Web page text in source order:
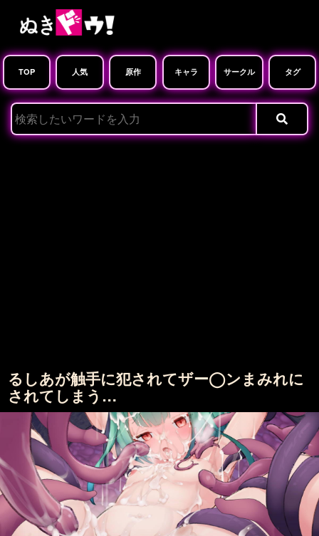
TOP 人気 原作 キャラ サークル タグ
るしあが触手に犯されてザー◯ンまみれに
されてしまう…